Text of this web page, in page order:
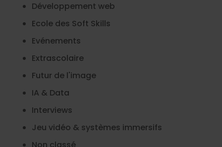
Développement web
Ecole des Soft Skills
Evénements
Extrascolaire
Futur de l'image
IA & Data
Interviews
Jeu vidéo & systèmes immersifs